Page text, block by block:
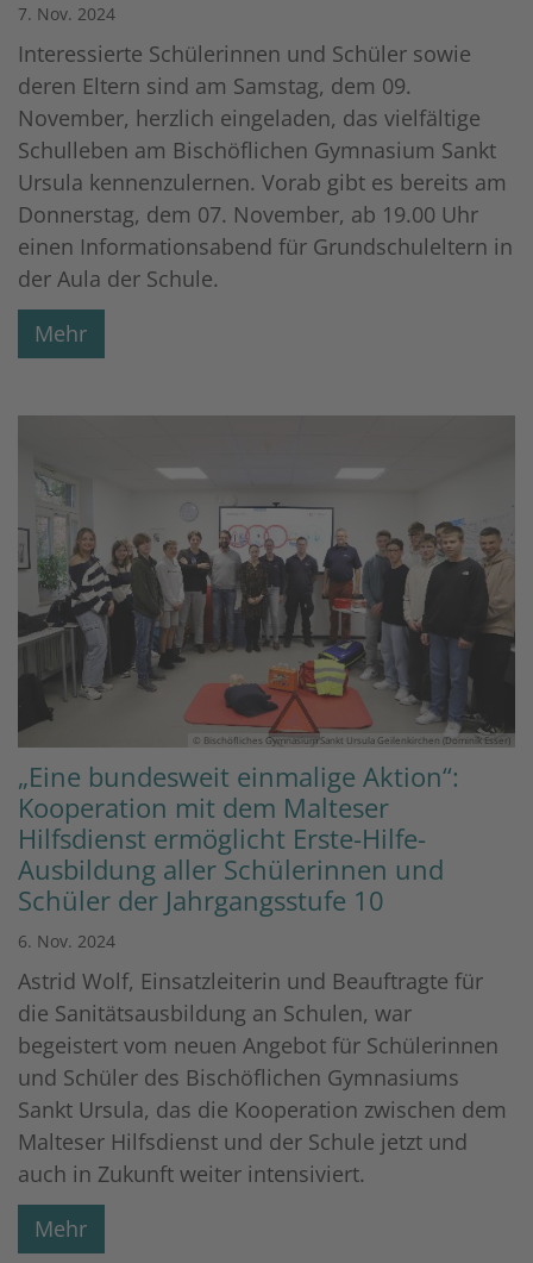
7. Nov. 2024
Interessierte Schülerinnen und Schüler sowie
deren Eltern sind am Samstag, dem 09.
November, herzlich eingeladen, das vielfältige
Schulleben am Bischöflichen Gymnasium Sankt
Ursula kennenzulernen. Vorab gibt es bereits am
Donnerstag, dem 07. November, ab 19.00 Uhr
einen Informationsabend für Grundschuleltern in
der Aula der Schule.
Mehr
© Bischöfliches Gymnasium Sankt Ursula Geilenkirchen (Dominik Esser)
„Eine bundesweit einmalige Aktion“:
Kooperation mit dem Malteser
Hilfsdienst ermöglicht Erste-Hilfe-
Ausbildung aller Schülerinnen und
Schüler der Jahrgangsstufe 10
6. Nov. 2024
Astrid Wolf, Einsatzleiterin und Beauftragte für
die Sanitätsausbildung an Schulen, war
begeistert vom neuen Angebot für Schülerinnen
und Schüler des Bischöflichen Gymnasiums
Sankt Ursula, das die Kooperation zwischen dem
Malteser Hilfsdienst und der Schule jetzt und
auch in Zukunft weiter intensiviert.
Mehr